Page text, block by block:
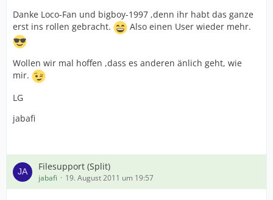
Danke Loco-Fan und bigboy-1997 ,denn ihr habt das ganze
erst ins rollen gebracht.
Also einen User wieder mehr.
Wollen wir mal hoffen ,dass es anderen änlich geht, wie
mir.
LG
jabafi
Filesupport (Split)
jabafi 19. August 2011 um 19:57